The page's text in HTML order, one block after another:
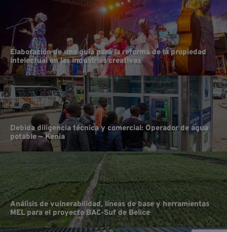
Elaboración de una guía para la reforma de la propiedad
intelectual en las industrias creativas
Debida diligencia técnica y comercial: Operador de agua
potable — Kenia
Análisis de vulnerabilidad, líneas de base y herramientas
MEL para el proyecto BAC-Suf de Belice